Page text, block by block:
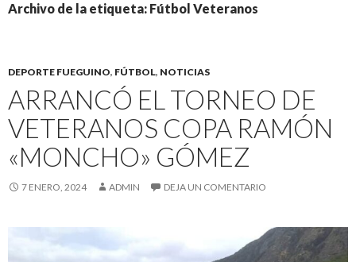
Archivo de la etiqueta: Fútbol Veteranos
DEPORTE FUEGUINO, FÚTBOL, NOTICIAS
ARRANCÓ EL TORNEO DE
VETERANOS COPA RAMÓN
«MONCHO» GÓMEZ
7 ENERO, 2024 ADMIN DEJA UN COMENTARIO